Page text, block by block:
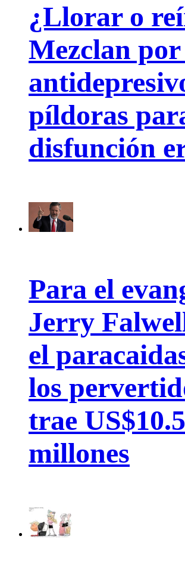
¿Llorar o
Mezclan
píldoras
disfunción
Para el
Jerry
el
los
trae US$10.5
millones